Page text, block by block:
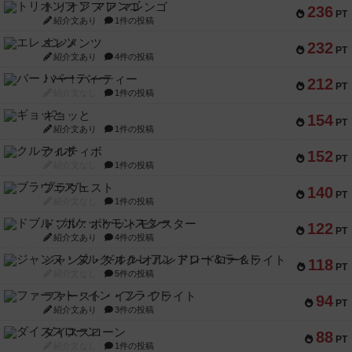
236 PT
トリオンフ ア マレンゴ
紹介文あり 1件の投稿
232 PT
エレメンツ
紹介文あり 4件の投稿
212 PT
バー！パーティー
1件の投稿
154 PT
ギョッと
紹介文あり 1件の投稿
152 PT
クルティボ
1件の投稿
140 PT
ブラヴェスト
1件の投稿
122 PT
ドブル：ポケットモンスター
紹介文あり 4件の投稿
118 PT
ジャンヌ・ダルク-オルレアン ドロー＆ライト
5件の投稿
94 PT
ファースト・イン・フライト
紹介文あり 3件の投稿
88 PT
ダイススローン
1件の投稿